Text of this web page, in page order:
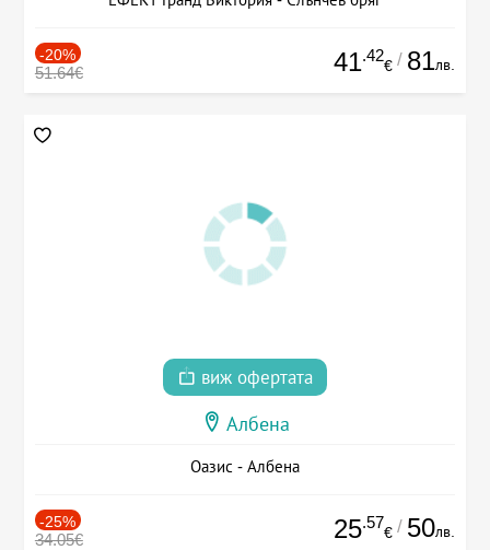
-20%
51.64€ 41.42
€ / 81лв.
виж офертата
Албена
Оазис - Албена
-25%
34.05€ 25.57
€ / 50лв.